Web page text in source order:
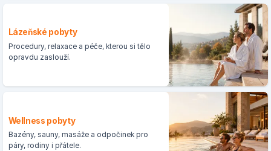
Lázeňské pobyty
Procedury, relaxace a péče, kterou si tělo
opravdu zaslouží.
Wellness pobyty
Bazény, sauny, masáže a odpočinek pro
páry, rodiny i přátele.